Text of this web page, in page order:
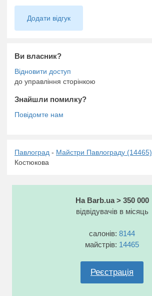
Додати відгук
Ви власник?
до управління сторінкою
Знайшли помилку?
Павлоград - Майстри Павлограду (14465)
Костюкова
На Barb.ua > 350 000
відвідувачів в місяць
салонів: 8144
майстрів: 14465
Реєстрація